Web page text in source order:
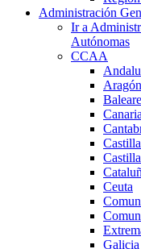
Administración
Ir a
Autónomas
CCAA
Aragón
Ceuta
Galicia